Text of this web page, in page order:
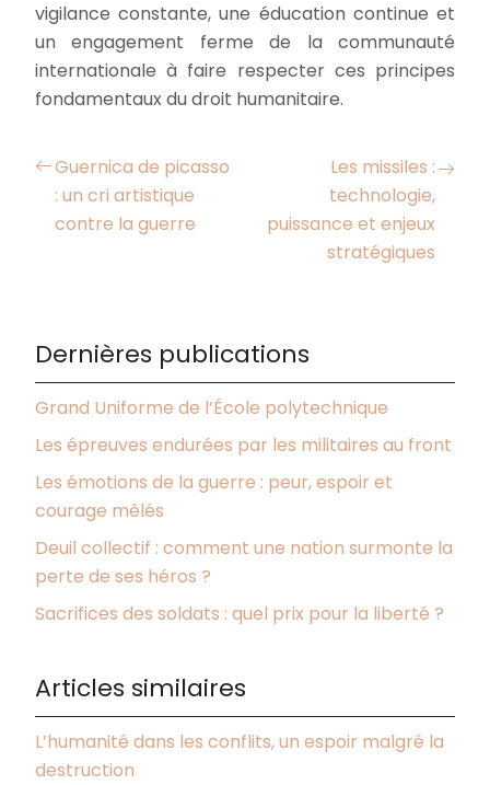
vigilance constante, une éducation continue et
un engagement ferme de la communauté
internationale à faire respecter ces principes
fondamentaux du droit humanitaire.
Guernica de picasso
: un cri artistique
contre la guerre
Les missiles :
technologie,
puissance et enjeux
stratégiques
Dernières publications
Grand Uniforme de l’École polytechnique
Les épreuves endurées par les militaires au front
Les émotions de la guerre : peur, espoir et
courage mêlés
Deuil collectif : comment une nation surmonte la
perte de ses héros ?
Sacrifices des soldats : quel prix pour la liberté ?
Articles similaires
L’humanité dans les conflits, un espoir malgré la
destruction